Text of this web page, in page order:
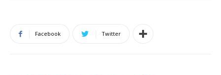
Facebook Twitter